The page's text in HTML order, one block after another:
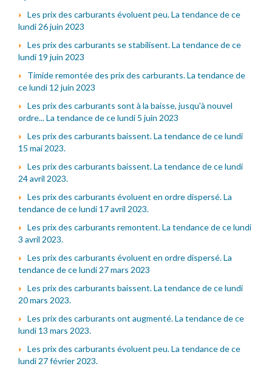
Les prix des carburants évoluent peu. La tendance de ce
lundi 26 juin 2023
Les prix des carburants se stabilisent. La tendance de ce
lundi 19 juin 2023
Timide remontée des prix des carburants. La tendance de
ce lundi 12 juin 2023
Les prix des carburants sont à la baisse, jusqu'à nouvel
ordre... La tendance de ce lundi 5 juin 2023
Les prix des carburants baissent. La tendance de ce lundi
15 mai 2023.
Les prix des carburants baissent. La tendance de ce lundi
24 avril 2023.
Les prix des carburants évoluent en ordre dispersé. La
tendance de ce lundi 17 avril 2023.
Les prix des carburants remontent. La tendance de ce lundi
3 avril 2023.
Les prix des carburants évoluent en ordre dispersé. La
tendance de ce lundi 27 mars 2023
Les prix des carburants baissent. La tendance de ce lundi
20 mars 2023.
Les prix des carburants ont augmenté. La tendance de ce
lundi 13 mars 2023.
Les prix des carburants évoluent peu. La tendance de ce
lundi 27 février 2023.